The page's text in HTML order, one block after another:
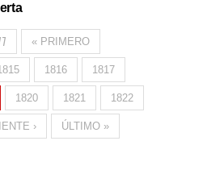
« PRIMERO
1816 1817
1820 1821 1822
› ÚLTIMO »